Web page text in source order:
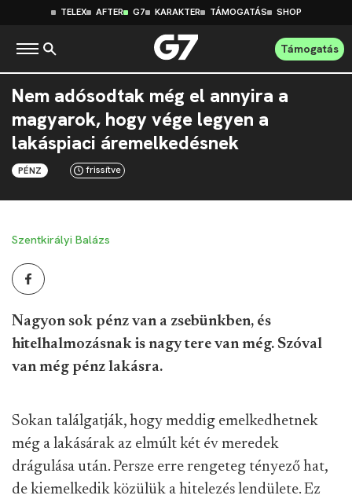
TELEX AFTER G7 KARAKTER TÁMOGATÁS SHOP
Támogatás
Nem adósodtak még el annyira a
magyarok, hogy vége legyen a
lakáspiaci áremelkedésnek
PÉNZ frissítve
Szentkirályi Balázs
Nagyon sok pénz van a zsebünkben, és
hitelhalmozásnak is nagy tere van még. Szóval
van még pénz lakásra.
Sokan találgatják, hogy meddig emelkedhetnek
még a lakásárak az elmúlt két év meredek
drágulása után. Persze erre rengeteg tényező hat,
de kiemelkedik közülük a hitelezés lendülete. Ez